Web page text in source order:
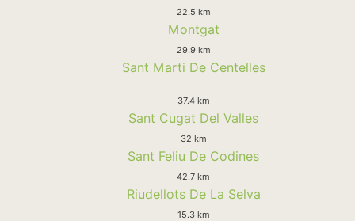
22.5 km
Montgat
29.9 km
Sant Marti De Centelles
37.4 km
Sant Cugat Del Valles
32 km
Sant Feliu De Codines
42.7 km
Riudellots De La Selva
15.3 km